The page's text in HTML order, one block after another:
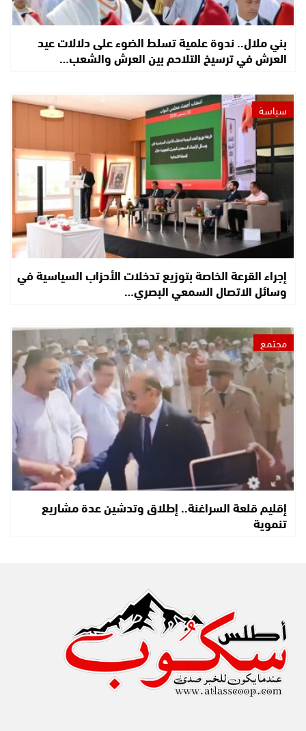
بني ملال.. ندوة علمية تسلط الضوء على دلالات عيد
العرش في ترسيخ التلاحم بين العرش والشعب…
سياسة
إجراء القرعة الخاصة بتوزيع تدخلات الأحزاب السياسية في
وسائل الاتصال السمعي البصري…
مجتمع
إقليم قلعة السراغنة.. إطلاق وتدشين عدة مشاريع
تنموية